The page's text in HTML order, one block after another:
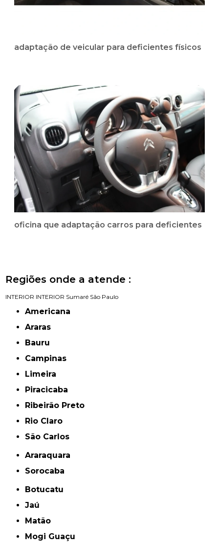
adaptação de veicular para deficientes físicos
oficina que adaptação carros para deficientes
Regiões onde a atende :
INTERIOR INTERIOR Sumaré São Paulo
Americana
Araras
Bauru
Campinas
Limeira
Piracicaba
Ribeirão Preto
Rio Claro
São Carlos
Araraquara
Sorocaba
Botucatu
Jaú
Matão
Mogi Guaçu